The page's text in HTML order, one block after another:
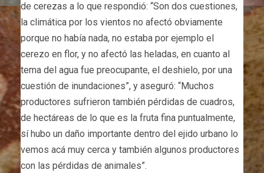
de cerezas a lo que respondió: “Son dos cuestiones,
la climática por los vientos no afectó obviamente
porque no había nada, no estaba por ejemplo el
cerezo en flor, y no afectó las heladas, en cuanto al
tema del agua fue preocupante, el deshielo, por una
cuestión de inundaciones”, y aseguró: “Muchos
productores sufrieron también pérdidas de cuadros,
de hectáreas de lo que es la fruta fina puntualmente,
sí hubo un daño importante dentro del ejido urbano lo
vemos acá muy cerca y también algunos productores
con las pérdidas de animales”.